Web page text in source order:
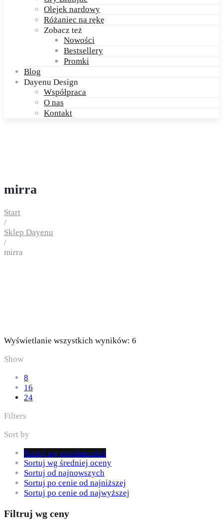
Olejek nardowy
Różaniec na rękę
Zobacz też
Nowości
Bestsellery
Promki
Blog
Dayenu Design
Współpraca
O nas
Kontakt
mirra
Start
/
Sklep Dayenu
/
mirra
Wyświetlanie wszystkich wyników: 6
Show
8
16
24
Filters
Sort by
Sortuj wg popularności
Sortuj wg średniej oceny
Sortuj od najnowszych
Sortuj po cenie od najniższej
Sortuj po cenie od najwyższej
Filtruj wg ceny